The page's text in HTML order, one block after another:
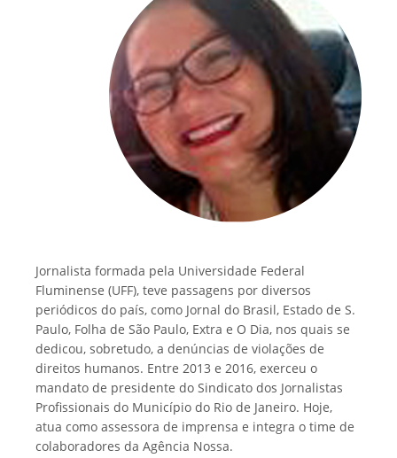
Jornalista formada pela Universidade Federal
Fluminense (UFF), teve passagens por diversos
periódicos do país, como Jornal do Brasil, Estado de S.
Paulo, Folha de São Paulo, Extra e O Dia, nos quais se
dedicou, sobretudo, a denúncias de violações de
direitos humanos. Entre 2013 e 2016, exerceu o
mandato de presidente do Sindicato dos Jornalistas
Profissionais do Município do Rio de Janeiro. Hoje,
atua como assessora de imprensa e integra o time de
colaboradores da Agência Nossa.